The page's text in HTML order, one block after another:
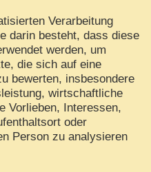
Verarbeitung
darin besteht, dass diese
werden, um
die sich auf eine
bewerten, insbesondere
wirtschaftliche
Vorlieben, Interessen,
oder
Person zu analysieren